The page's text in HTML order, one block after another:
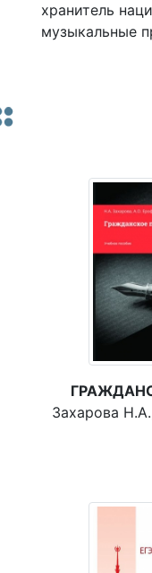
хранитель
музыкальные
Захарова